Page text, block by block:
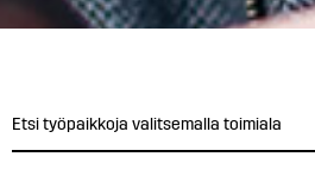
Etsi työpaikkoja valitsemalla toimiala